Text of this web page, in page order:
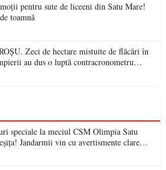
pentru sute de liceeni din Satu Mare!
toamnă
de flăcări în
au dus o luptă contracronometru
de la dezastru
speciale la meciul CSM Olimpia Satu
Jandarmii vin cu avertismente clare